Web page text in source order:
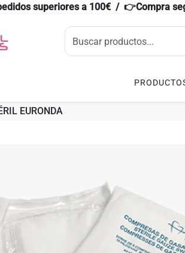
superiores a 100€ / 👉Compra
EURONDA